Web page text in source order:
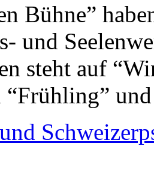
Bühne”
und
steht auf
“Frühling”